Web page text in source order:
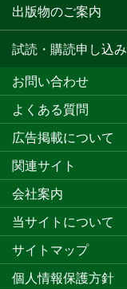
出版物のご案内
試読・購読申し込み
お問い合わせ
よくある質問
広告掲載について
関連サイト
会社案内
当サイトについて
サイトマップ
個人情報保護方針